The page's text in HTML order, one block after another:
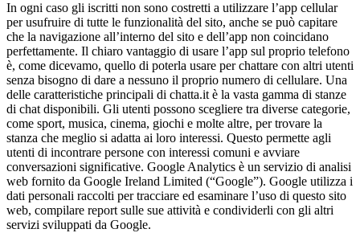
In ogni caso gli iscritti non sono costretti a utilizzare l’app cellular
per usufruire di tutte le funzionalità del sito, anche se può capitare
che la navigazione all’interno del sito e dell’app non coincidano
perfettamente. Il chiaro vantaggio di usare l’app sul proprio telefono
è, come dicevamo, quello di poterla usare per chattare con altri utenti
senza bisogno di dare a nessuno il proprio numero di cellulare. Una
delle caratteristiche principali di chatta.it è la vasta gamma di stanze
di chat disponibili. Gli utenti possono scegliere tra diverse categorie,
come sport, musica, cinema, giochi e molte altre, per trovare la
stanza che meglio si adatta ai loro interessi. Questo permette agli
utenti di incontrare persone con interessi comuni e avviare
conversazioni significative. Google Analytics è un servizio di analisi
web fornito da Google Ireland Limited (“Google”). Google utilizza i
dati personali raccolti per tracciare ed esaminare l’uso di questo sito
web, compilare report sulle sue attività e condividerli con gli altri
servizi sviluppati da Google.